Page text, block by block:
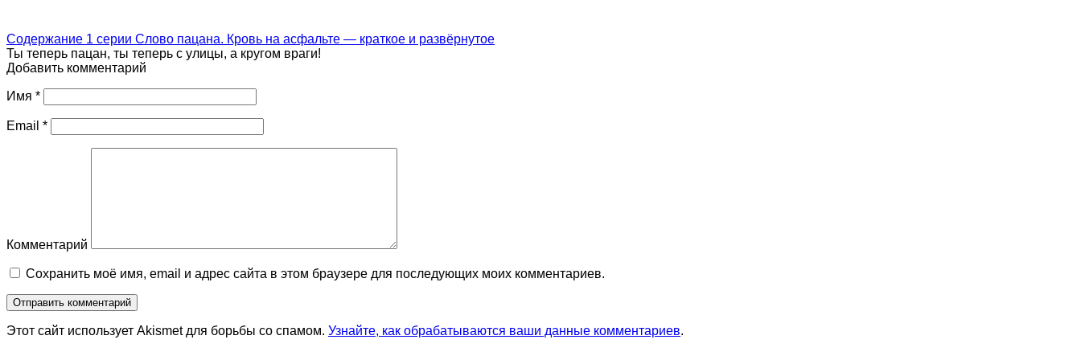
Содержание 1 серии Слово пацана. Кровь на асфальте — краткое и развёрнутое
Ты теперь пацан, ты теперь с улицы, а кругом враги!
Добавить комментарий
Имя *
Email *
Комментарий
Сохранить моё имя, email и адрес сайта в этом браузере для последующих моих комментариев.
Этот сайт использует Akismet для борьбы со спамом. Узнайте, как обрабатываются ваши данные комментариев.